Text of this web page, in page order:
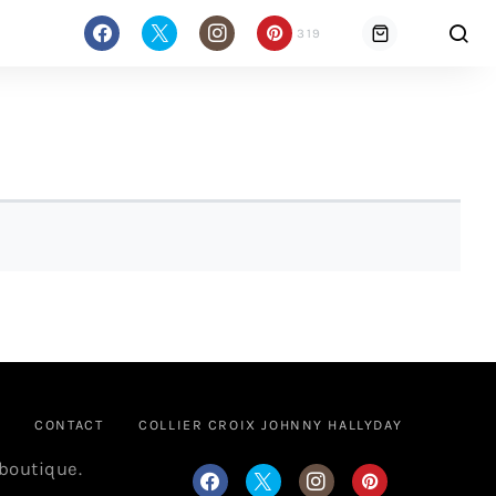
319
CONTACT COLLIER CROIX JOHNNY HALLYDAY